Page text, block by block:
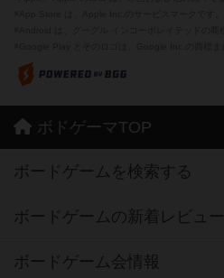
ボドゲーマTOP
ボードゲームを検索する
ボードゲームの新着レビュー
ボードゲーム会情報